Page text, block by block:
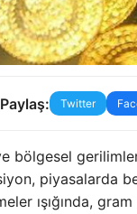
Paylaş: Twitter
bölgesel
piyasalarda
ışığında,